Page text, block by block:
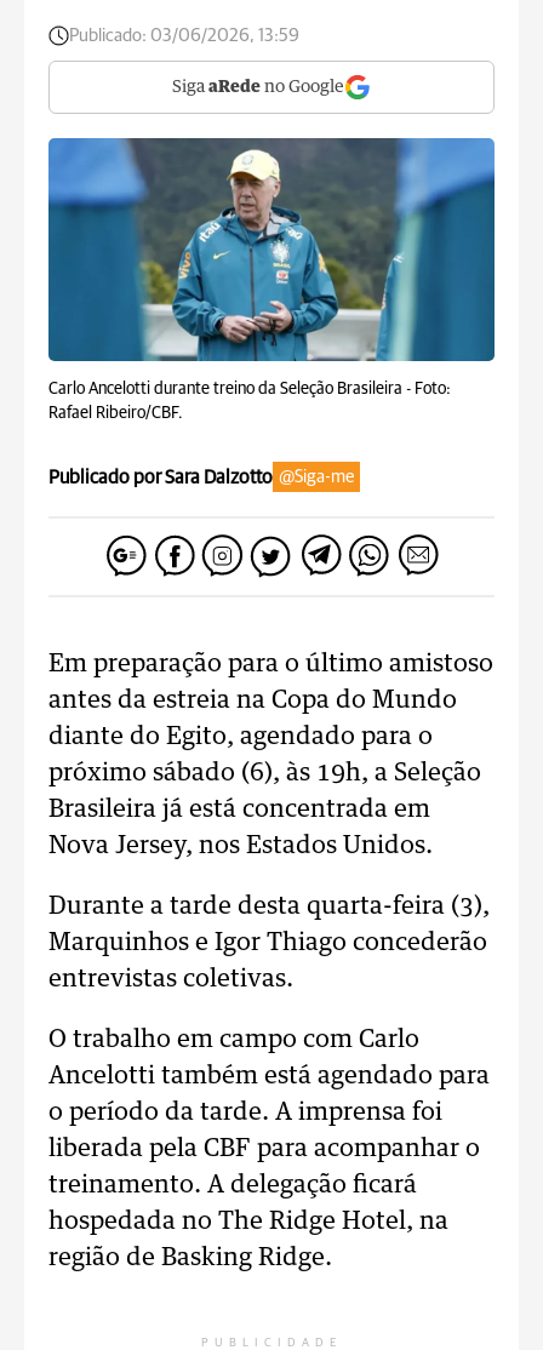
Publicado: 03/06/2026, 13:59
Siga aRede no Google
Carlo Ancelotti durante treino da Seleção Brasileira - Foto:
Rafael Ribeiro/CBF.
Publicado por Sara Dalzotto @Siga-me
Em preparação para o último amistoso
antes da estreia na Copa do Mundo
diante do Egito, agendado para o
próximo sábado (6), às 19h, a Seleção
Brasileira já está concentrada em
Nova Jersey, nos Estados Unidos.
Durante a tarde desta quarta-feira (3),
Marquinhos e Igor Thiago concederão
entrevistas coletivas.
O trabalho em campo com Carlo
Ancelotti também está agendado para
o período da tarde. A imprensa foi
liberada pela CBF para acompanhar o
treinamento. A delegação ficará
hospedada no The Ridge Hotel, na
região de Basking Ridge.
PUBLICIDADE